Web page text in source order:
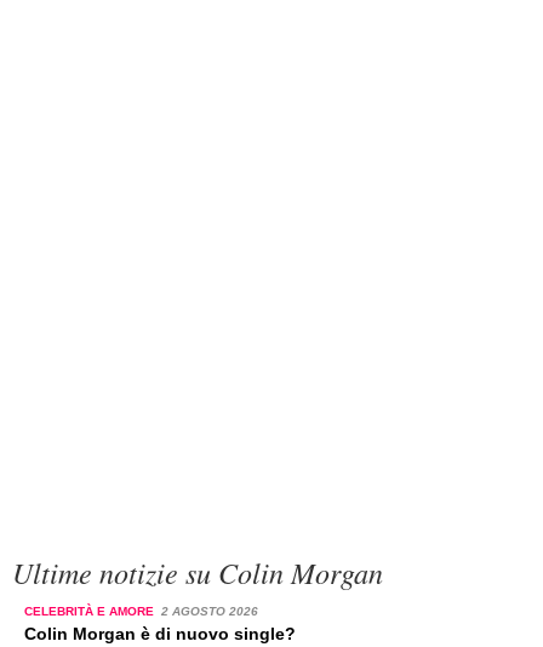
Ultime notizie su Colin Morgan
CELEBRITÀ E AMORE 2 AGOSTO 2026
Colin Morgan è di nuovo single?